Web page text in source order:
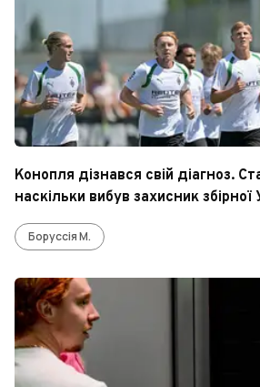
Конопля дізнався свій діагноз.
наскільки вибув захисник збірної
Боруссія М.